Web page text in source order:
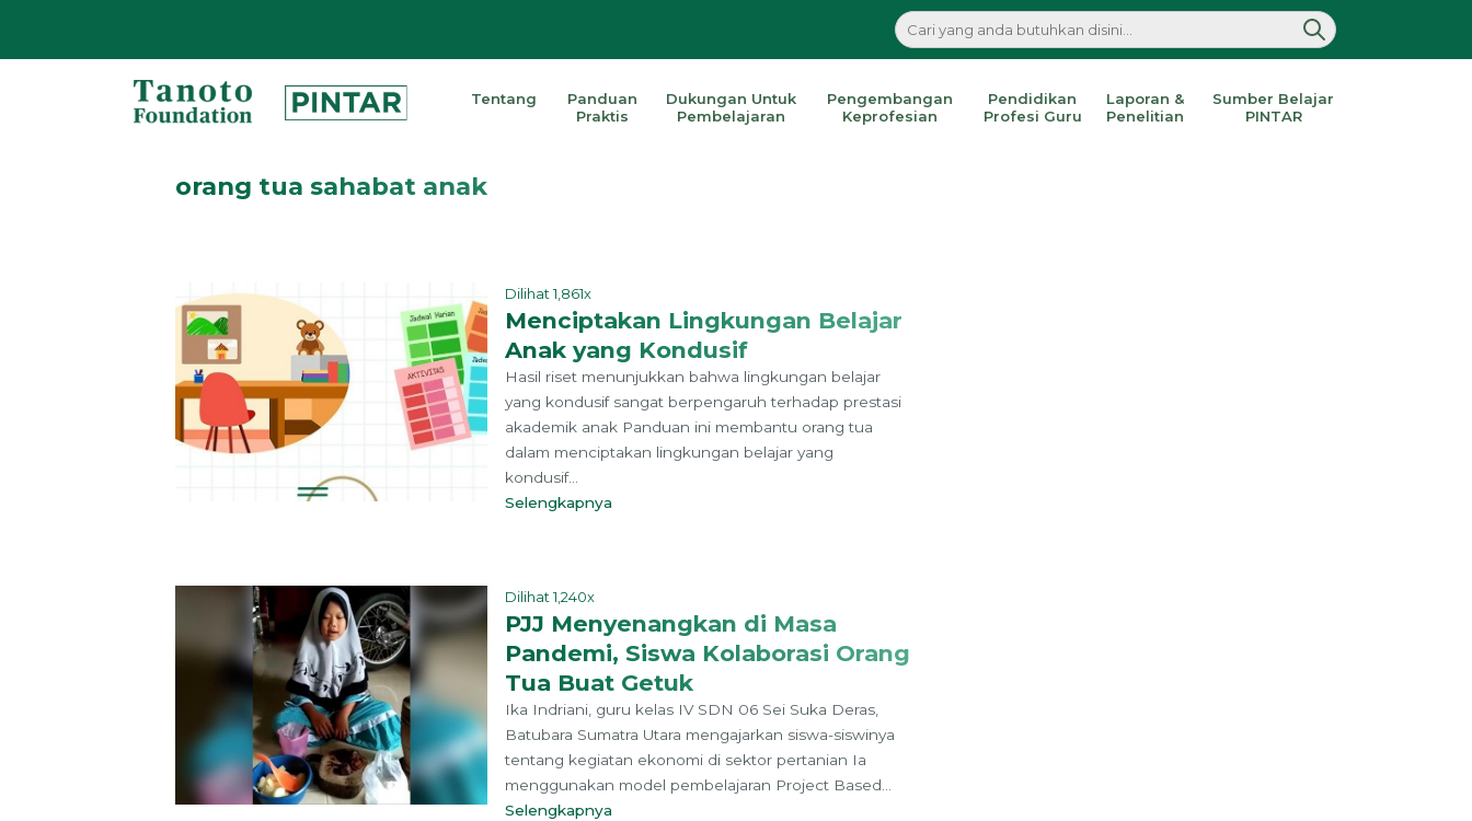
Tentang
Panduan
Praktis
Dukungan Untuk
Pembelajaran
Pengembangan
Keprofesian
Pendidikan
Profesi Guru
Laporan &
Penelitian
Sumber Belajar
PINTAR
orang tua sahabat anak
Dilihat 1,861x
Menciptakan Lingkungan Belajar
Anak yang Kondusif
Hasil riset menunjukkan bahwa lingkungan belajar
yang kondusif sangat berpengaruh terhadap prestasi
akademik anak Panduan ini membantu orang tua
dalam menciptakan lingkungan belajar yang
kondusif...
Selengkapnya
Dilihat 1,240x
PJJ Menyenangkan di Masa
Pandemi, Siswa Kolaborasi Orang
Tua Buat Getuk
Ika Indriani, guru kelas IV SDN 06 Sei Suka Deras,
Batubara Sumatra Utara mengajarkan siswa-siswinya
tentang kegiatan ekonomi di sektor pertanian Ia
menggunakan model pembelajaran Project Based...
Selengkapnya